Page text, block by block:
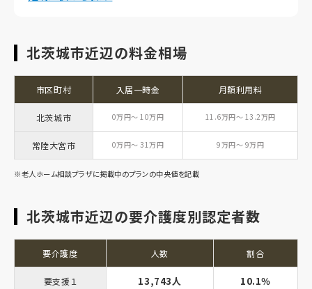
北茨城市近辺の料金相場
市区町村 入居一時金 月額利用料
北茨城市 0万円～ 10万円 11.6万円～ 13.2万円
常陸大宮市 0万円～ 31万円 9万円～ 9万円
※老人ホーム相談プラザに掲載中のプランの中央値を記載
北茨城市近辺の要介護度別認定者数
要介護度 人数 割合
要支援１ 13,743人 10.1％